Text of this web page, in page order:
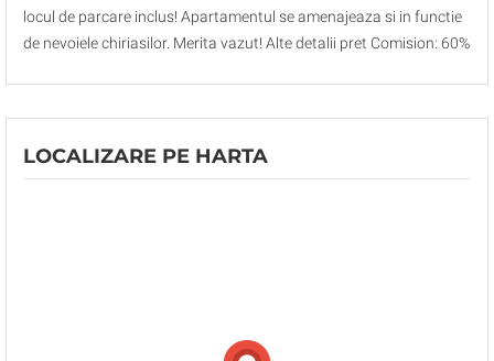
locul de parcare inclus! Apartamentul se amenajeaza si in functie
de nevoiele chiriasilor. Merita vazut! Alte detalii pret Comision: 60%
LOCALIZARE PE HARTA